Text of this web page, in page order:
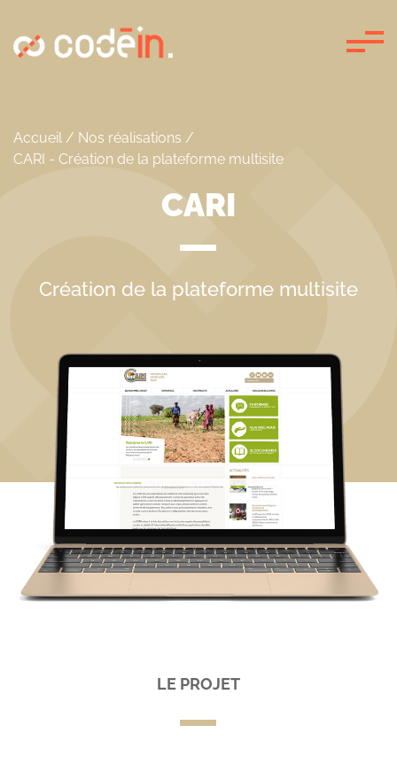
Accueil / Nos réalisations /
CARI - Création de la plateforme multisite
CARI
Création de la plateforme multisite
LE PROJET